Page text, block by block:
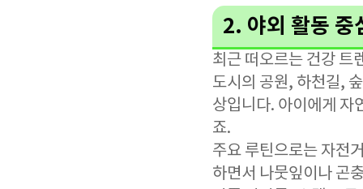
2. 야외 활동 중
최근 떠오르는 건강 트
도시의 공원, 하천길,
상입니다. 아이에게 자
죠.
주요 루틴으로는 자전
하면서 나뭇잎이나 곤